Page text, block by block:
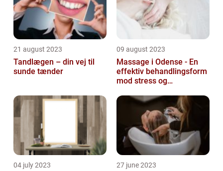
21 august 2023
Tandlægen – din vej til
sunde tænder
09 august 2023
Massage i Odense - En
effektiv behandlingsform
mod stress og
04 july 2023 27 june 2023